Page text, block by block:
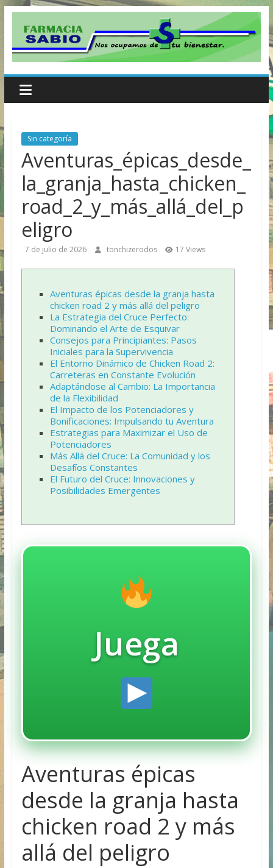
Skip
content
Farmacia
Farmacia
Sabio
Sin categoría
Aventuras_épicas_desde_
la_granja_hasta_chicken_
road_2_y_más_allá_del_p
eligro
7 de julio de 2026 tonchizerodos 17 Views
Aventuras épicas desde la granja hasta
chicken road 2 y más allá del peligro
La Estrategia del Cruce Perfecto:
Dominando el Arte de Esquivar
Consejos para Principiantes: Pasos
Iniciales para la Supervivencia
El Entorno Dinámico de Chicken Road 2:
Carreteras en Constante Evolución
Adaptándose al Cambio: La Importancia
de la Flexibilidad
El Impacto de los Potenciadores y
Bonificaciones: Impulsando tu Aventura
Estrategias para Maximizar el Uso de
Potenciadores
Más Allá del Cruce: La Comunidad y los
Desafíos Constantes
El Futuro del Cruce: Innovaciones y
Posibilidades Emergentes
Juega
Aventuras épicas
desde la granja hasta
chicken road 2 y más
allá del peligro